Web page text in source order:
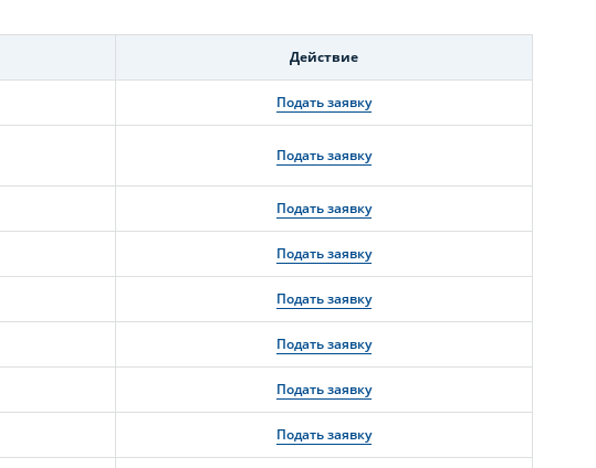
Действие
Подать заявку
Подать заявку
Подать заявку
Подать заявку
Подать заявку
Подать заявку
Подать заявку
Подать заявку